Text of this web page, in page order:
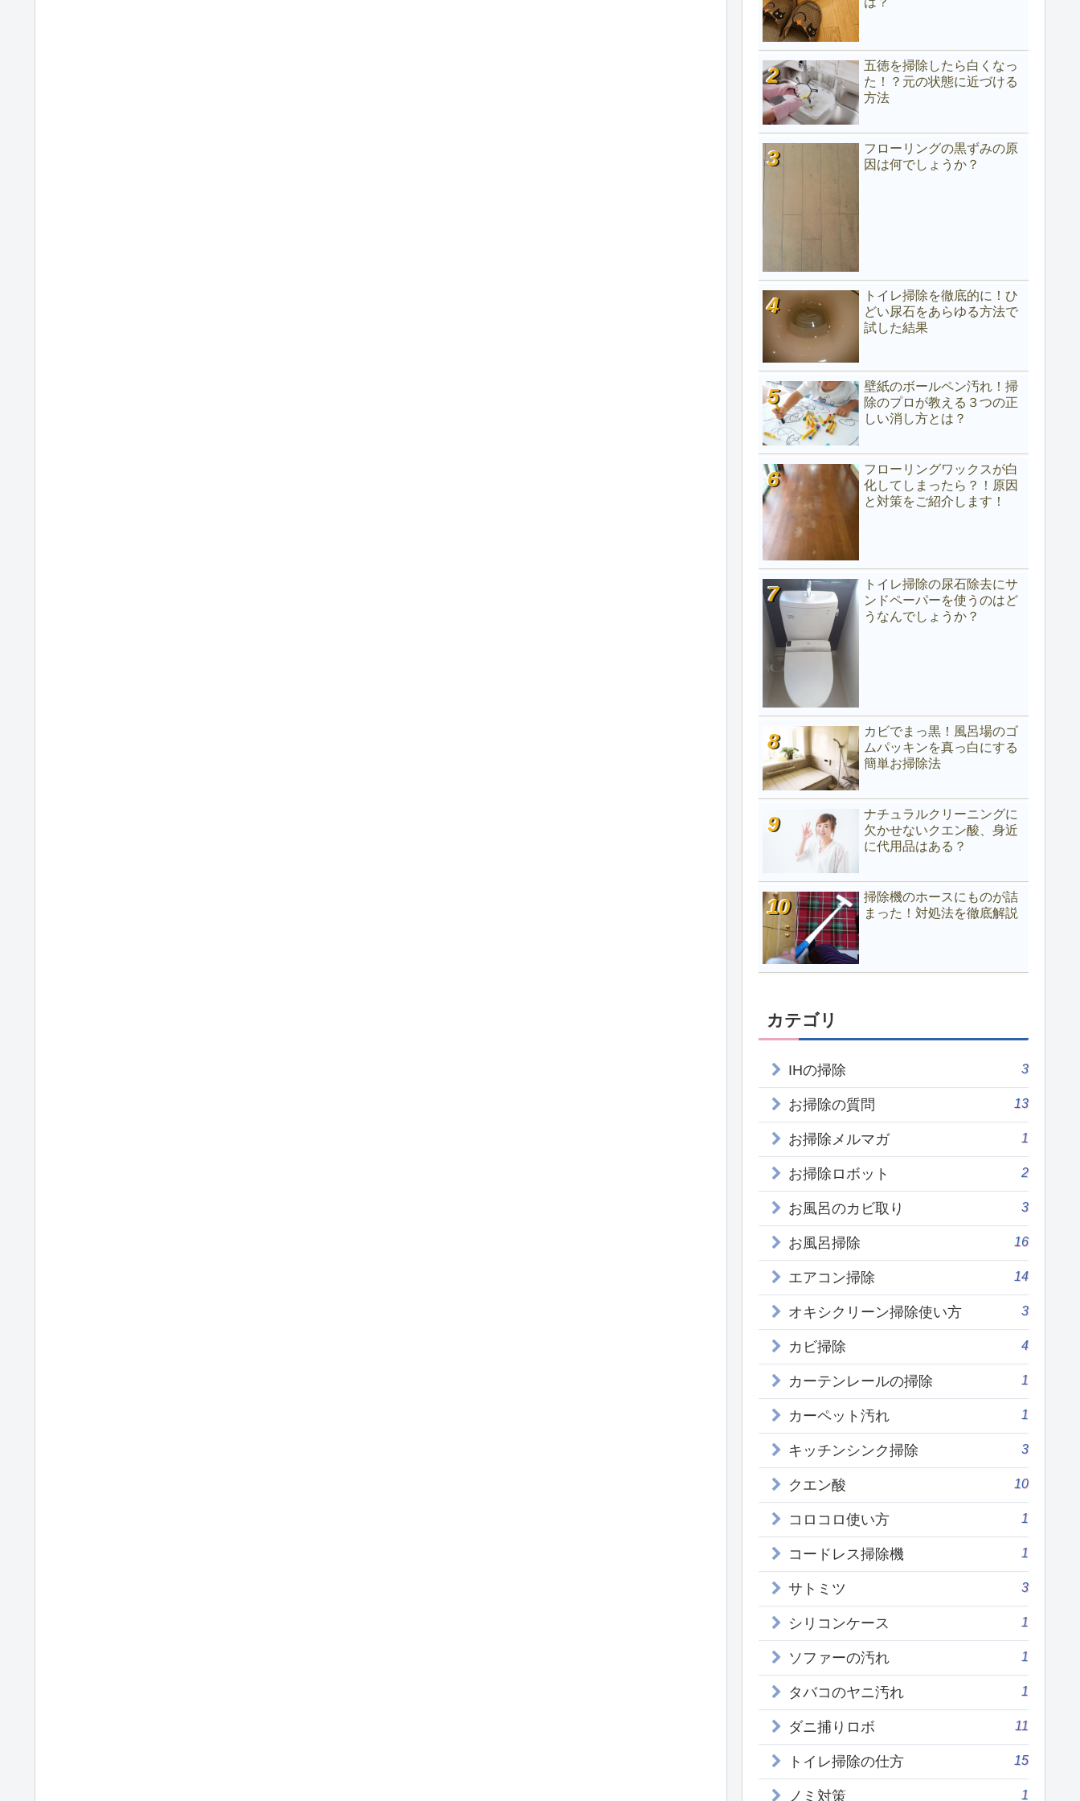
五徳を掃除したら白くなっ
た！？元の状態に近づける
方法
フローリングの黒ずみの原
因は何でしょうか？
トイレ掃除を徹底的に！ひ
どい尿石をあらゆる方法で
試した結果
壁紙のボールペン汚れ！掃
除のプロが教える３つの正
しい消し方とは？
フローリングワックスが白
化してしまったら？！原因
と対策をご紹介します！
トイレ掃除の尿石除去にサ
ンドペーパーを使うのはど
うなんでしょうか？
カビでまっ黒！風呂場のゴ
ムパッキンを真っ白にする
簡単お掃除法
ナチュラルクリーニングに
欠かせないクエン酸、身近
に代用品はある？
掃除機のホースにものが詰
まった！対処法を徹底解説
カテゴリ
IHの掃除 3
お掃除の質問 13
お掃除メルマガ 1
お掃除ロボット 2
お風呂のカビ取り 3
お風呂掃除 16
エアコン掃除 14
オキシクリーン掃除使い方 3
カビ掃除 4
カーテンレールの掃除 1
カーペット汚れ 1
キッチンシンク掃除 3
クエン酸 10
コロコロ使い方 1
コードレス掃除機 1
サトミツ 3
シリコンケース 1
ソファーの汚れ 1
タバコのヤニ汚れ 1
ダニ捕りロボ 11
トイレ掃除の仕方 15
ノミ対策 1